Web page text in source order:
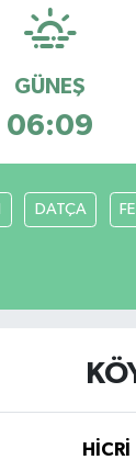
GÜNEŞ
06:09
DATÇA
HİCRİ